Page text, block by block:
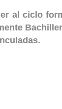
al ciclo